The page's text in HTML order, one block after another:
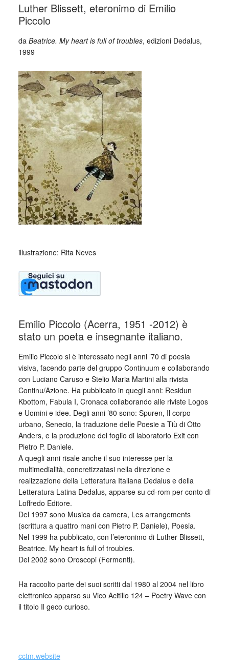
Luther Blissett, eteronimo di Emilio
Piccolo
daBeatrice. My heart is full of troubles, edizioni Dedalus,
1999
illustrazione: Rita Neves
Emilio Piccolo (Acerra, 1951 -2012) è
stato un poeta e insegnante italiano.
Emilio Piccolo si è interessato negli anni ’70 di poesia
visiva, facendo parte del gruppo Continuum e collaborando
con Luciano Caruso e Stelio Maria Martini alla rivista
Continu/Azione. Ha pubblicato in quegli anni: Residun
Kbottom, Fabula I, Cronaca collaborando alle riviste Logos
e Uomini e idee. Degli anni ’80 sono: Spuren, Il corpo
urbano, Senecio, la traduzione delle Poesie a Tiù di Otto
Anders, e la produzione del foglio di laboratorio Exit con
Pietro P. Daniele.
A quegli anni risale anche il suo interesse per la
multimedialità, concretizzatasi nella direzione e
realizzazione della Letteratura Italiana Dedalus e della
Letteratura Latina Dedalus, apparse su cd-rom per conto di
Loffredo Editore.
Del 1997 sono Musica da camera, Les arrangements
(scrittura a quattro mani con Pietro P. Daniele), Poesia.
Nel 1999 ha pubblicato, con l’eteronimo di Luther Blissett,
Beatrice. My heart is full of troubles.
Del 2002 sono Oroscopi (Fermenti).
Ha raccolto parte dei suoi scritti dal 1980 al 2004 nel libro
elettronico apparso su Vico Acitillo 124 – Poetry Wave con
il titolo Il geco curioso.
cctm.website